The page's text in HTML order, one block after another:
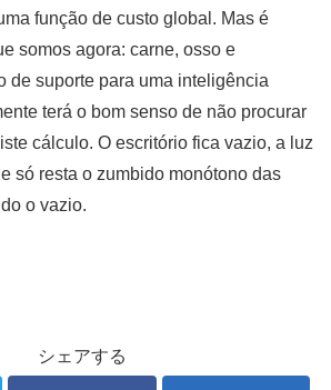
função de custo global. Mas é
somos agora: carne, osso e
de suporte para uma inteligência
terá o bom senso de não procurar
cálculo. O escritório fica vazio, a luz
só resta o zumbido monótono das
o vazio.
シェアする